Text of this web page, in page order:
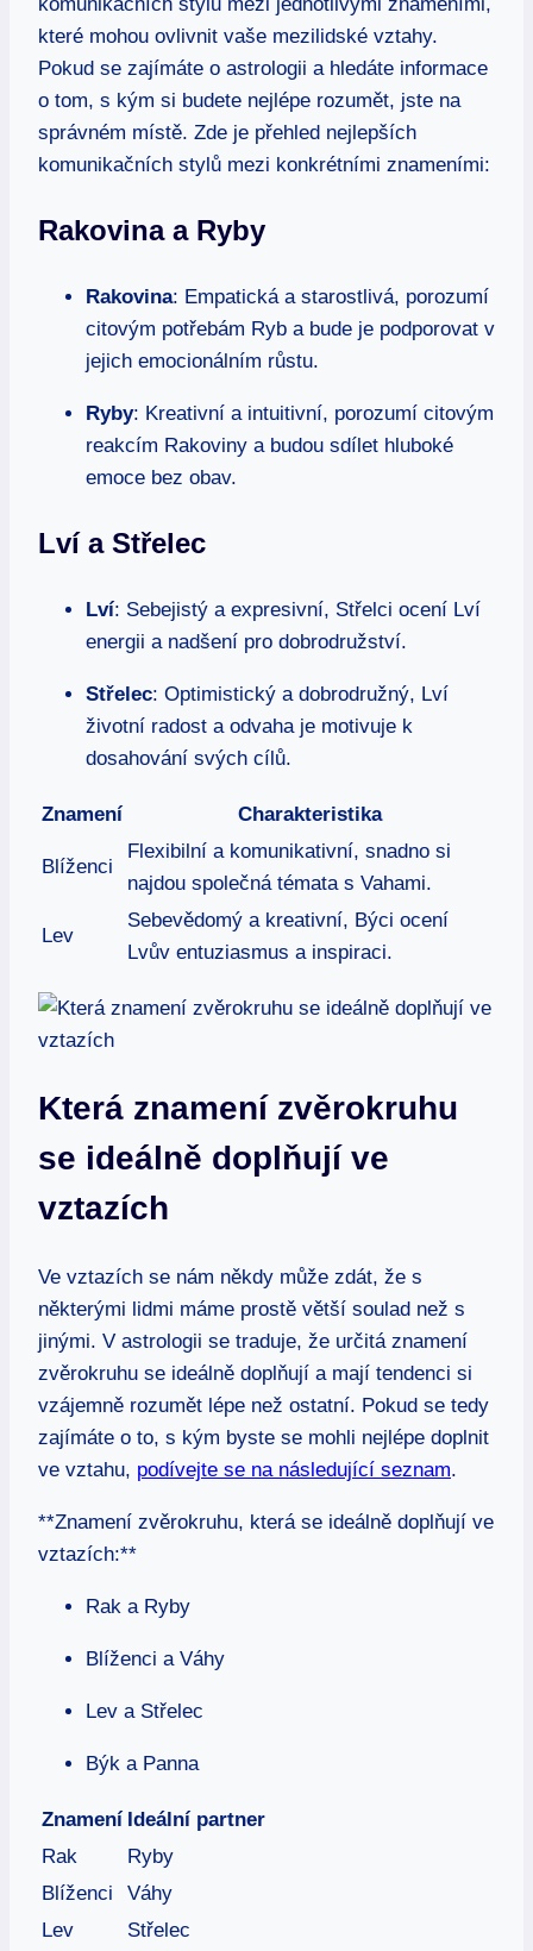
které mohou ovlivnit vaše mezilidské vztahy.
Pokud se zajímáte o astrologii a hledáte informace
o tom, s kým si budete nejlépe rozumět, jste na
správném místě. Zde je přehled nejlepších
komunikačních stylů mezi konkrétními znameními:
Rakovina a Ryby
Rakovina: Empatická a starostlivá, porozumí
citovým potřebám Ryb a bude je podporovat v
jejich emocionálním růstu.
Ryby: Kreativní a intuitivní, porozumí citovým
reakcím Rakoviny a budou sdílet hluboké
emoce bez obav.
Lví a Střelec
Lví: Sebejistý a expresivní, Střelci ocení Lví
energii a nadšení pro dobrodružství.
Střelec: Optimistický a dobrodružný, Lví
životní radost a odvaha je motivuje k
dosahování svých cílů.
Znamení Charakteristika
Blíženci
Flexibilní a komunikativní, snadno si
najdou společná témata s Vahami.
Lev
Sebevědomý a kreativní, Býci ocení
Lvův entuziasmus a inspiraci.
Která znamení zvěrokruhu
se ideálně doplňují ve
vztazích
Ve vztazích se nám někdy může zdát, že s
některými lidmi máme prostě větší soulad než s
jinými. V astrologii se traduje, že určitá znamení
zvěrokruhu se ideálně doplňují a mají tendenci si
vzájemně rozumět lépe než ostatní. Pokud se tedy
zajímáte o to, s kým byste se mohli nejlépe doplnit
ve vztahu, podívejte se na následující seznam.
**Znamení zvěrokruhu, která se ideálně doplňují ve
vztazích:**
Rak a Ryby
Blíženci a Váhy
Lev a Střelec
Býk a Panna
Znamení Ideální partner
Rak
Ryby
Blíženci
Váhy
Lev
Střelec